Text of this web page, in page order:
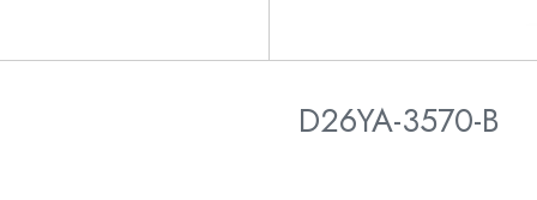
D26YA-3570-B